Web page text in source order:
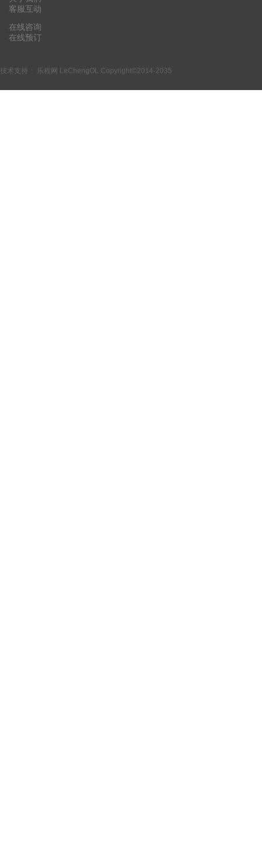
客服互动
在线咨询
在线预订
技术支持： 乐程网 LeChengOL Copyright©2014-2035